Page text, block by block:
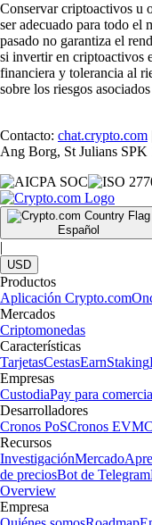
Conservar criptoactivos u
ser adecuado para todo el
pasado no garantiza el
si invertir en criptoactivos
financiera y tolerancia al
sobre los riesgos
Contacto: chat.crypto.com
Ang Borg, St Julians SPK
Español
|
USD
Productos
Aplicación Crypto.com
Mercados
Criptomonedas
Características
TarjetasCestasEarnStaking
Empresas
CustodiaPay para
Desarrolladores
Cronos PoSCronos EVM
Recursos
InvestigaciónMercado
de preciosBot de Telegram
Overview
Empresa